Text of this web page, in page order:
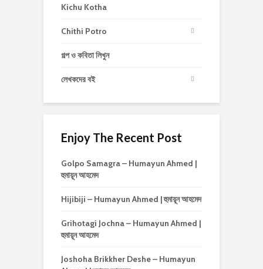
Kichu Kotha
Chithi Potro
গল্প ও কবিতা লিখুন
লেখকদের বই
Enjoy The Recent Post
Golpo Samagra – Humayun Ahmed |
হুমায়ূন আহমেদ
Hijibiji – Humayun Ahmed | হুমায়ূন আহমেদ
Grihotagi Jochna – Humayun Ahmed |
হুমায়ূন আহমেদ
Joshoha Brikkher Deshe – Humayun